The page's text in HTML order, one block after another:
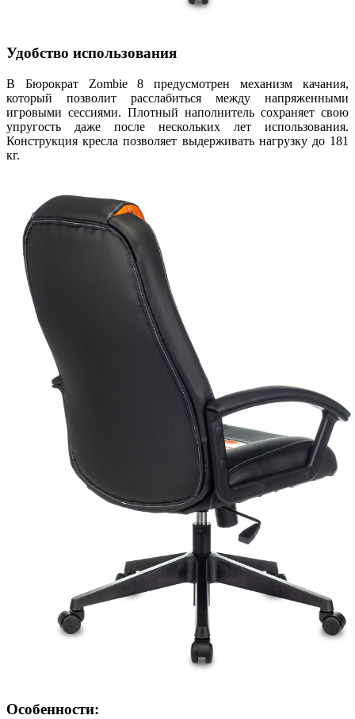
Удобство использования
В Бюрократ Zombie 8 предусмотрен механизм качания,
который позволит расслабиться между напряженными
игровыми сессиями. Плотный наполнитель сохраняет свою
упругость даже после нескольких лет использования.
Конструкция кресла позволяет выдерживать нагрузку до 181
кг.
Особенности: